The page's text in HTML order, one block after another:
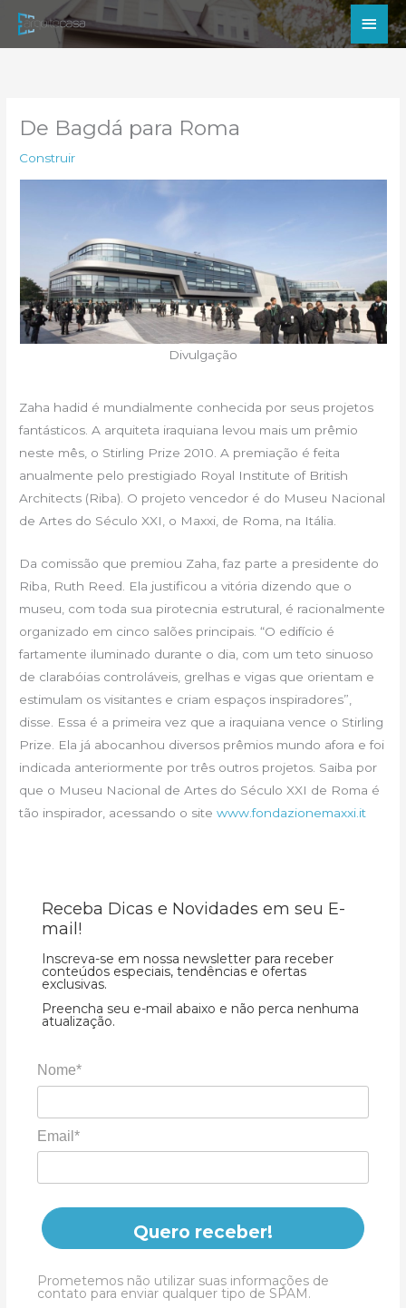
para
De Bagdá para Roma
Construir
Divulgação
Zaha hadid é mundialmente conhecida por seus projetos
fantásticos. A arquiteta iraquiana levou mais um prêmio
neste mês, o Stirling Prize 2010. A premiação é feita
anualmente pelo prestigiado Royal Institute of British
Architects (Riba). O projeto vencedor é do Museu Nacional
de Artes do Século XXI, o Maxxi, de Roma, na Itália.
Da comissão que premiou Zaha, faz parte a presidente do
Riba, Ruth Reed. Ela justificou a vitória dizendo que o
museu, com toda sua pirotecnia estrutural, é racionalmente
organizado em cinco salões principais. “O edifício é
fartamente iluminado durante o dia, com um teto sinuoso
de clarabóias controláveis, grelhas e vigas que orientam e
estimulam os visitantes e criam espaços inspiradores”,
disse. Essa é a primeira vez que a iraquiana vence o Stirling
Prize. Ela já abocanhou diversos prêmios mundo afora e foi
indicada anteriormente por três outros projetos. Saiba por
que o Museu Nacional de Artes do Século XXI de Roma é
tão inspirador, acessando o sitewww.fondazionemaxxi.it
Receba Dicas e Novidades em seu E-
mail!
Inscreva-se em nossa newsletter para receber
conteúdos especiais, tendências e ofertas
exclusivas.
Preencha seu e-mail abaixo e não perca nenhuma
atualização.
Nome*
Email*
Quero receber!
Prometemos não utilizar suas informações de
contato para enviar qualquer tipo de SPAM.